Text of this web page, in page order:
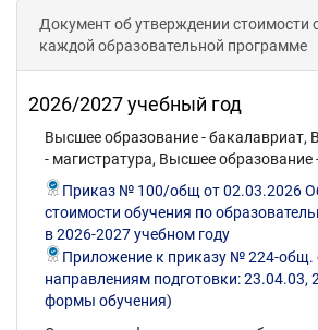
Документ об утверждении стоимости
каждой образовательной программе
2026/2027 учебный год
Высшее образование - бакалавриат,
- магистратура, Высшее образование
Приказ № 100/общ от 02.03.2026
стоимости обучения по
в 2026-2027 учебном году
Приложение к приказу № 224-общ.
направлениям подготовки: 23.04.03,
формы обучения)